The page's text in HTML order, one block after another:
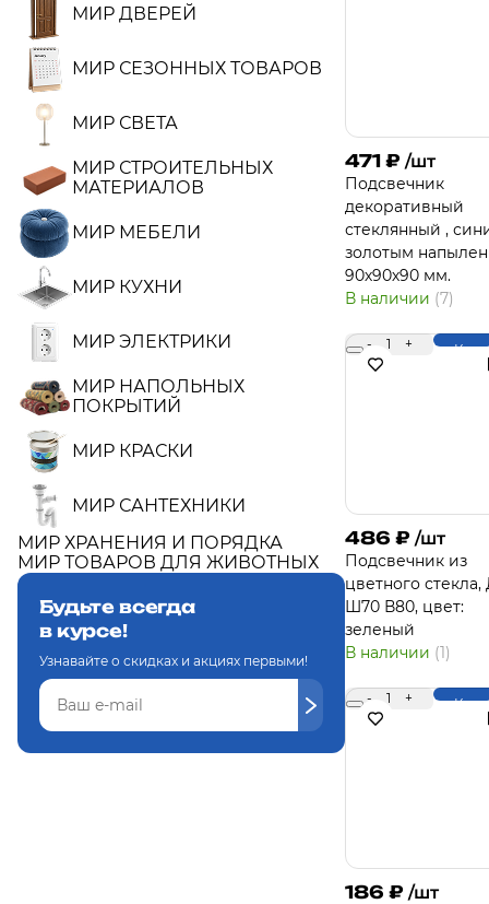
МИР ДВЕРЕЙ
МИР СЕЗОННЫХ ТОВАРОВ
МИР СВЕТА
МИР СТРОИТЕЛЬНЫХ
МАТЕРИАЛОВ
МИР МЕБЕЛИ
МИР КУХНИ
МИР ЭЛЕКТРИКИ
МИР НАПОЛЬНЫХ
ПОКРЫТИЙ
МИР КРАСКИ
МИР САНТЕХНИКИ
МИР ХРАНЕНИЯ И ПОРЯДКА
МИР ТОВАРОВ ДЛЯ ЖИВОТНЫХ
Будьте всегда
в курсе!
Узнавайте о скидках и акциях первыми!
471 ₽ /шт
Подсвечник
декоративный
стеклянный ,
золотым
90х90х90 мм.
В наличии (7)
- 1 +
486 ₽ /шт
Подсвечник из
цветного стекла,
Ш70 В80, цвет:
зеленый
В наличии (1)
- 1 +
186 ₽ /шт